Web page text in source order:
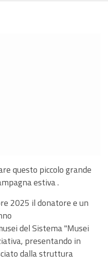
questo piccolo grande
estiva .
2025 il donatore e un
del Sistema "Musei
presentando in
dalla struttura